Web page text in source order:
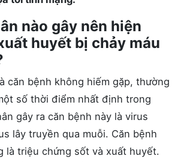
nào gây nên hiện
huyết bị chảy máu
căn bệnh không hiếm gặp, thường
số thời điểm nhất định trong
gây ra căn bệnh này là virus
lây truyền qua muỗi. Căn bệnh
là triệu chứng sốt và xuất huyết.